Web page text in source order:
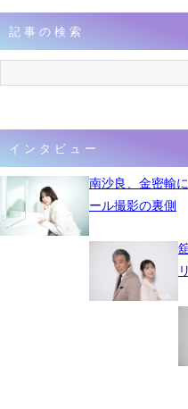
記事の検索
インタビュー
南沙良、金密輸
ール撮影の裏側